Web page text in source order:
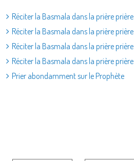
Réciter la Basmala dans la prière prière
Réciter la Basmala dans la prière prière
Réciter la Basmala dans la prière prière
Réciter la Basmala dans la prière prière
Prier abondamment sur le Prophète